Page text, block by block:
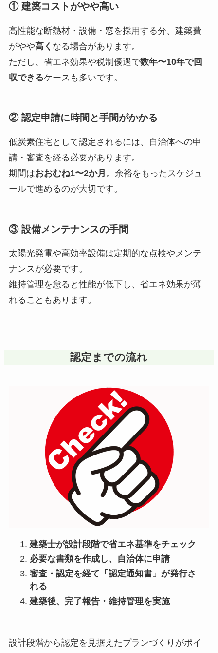
① 建築コストがやや高い
高性能な断熱材・設備・窓を採用する分、建築費
がやや高く なる場合があります。
ただし、省エネ効果や税制優遇で数年〜10年で回
収できるケースも多いです。
② 認定申請に時間と手間がかかる
低炭素住宅として認定されるには、自治体への申
請・審査を経る必要があります。
期間はおおむね1〜2か月 。余裕をもったスケジュ
ールで進めるのが大切です。
③ 設備メンテナンスの手間
太陽光発電や高効率設備は定期的な点検やメンテ
ナンスが必要です。
維持管理を怠ると性能が低下し、省エネ効果が薄
れることもあります。
認定までの流れ
建築士が設計段階で省エネ基準をチェック
必要な書類を作成し、自治体に申請
審査・認定を経て「認定通知書」が発行さ
れる
建築後、完了報告・維持管理を実施
設計段階から認定を見据えたプランづくりがポイ